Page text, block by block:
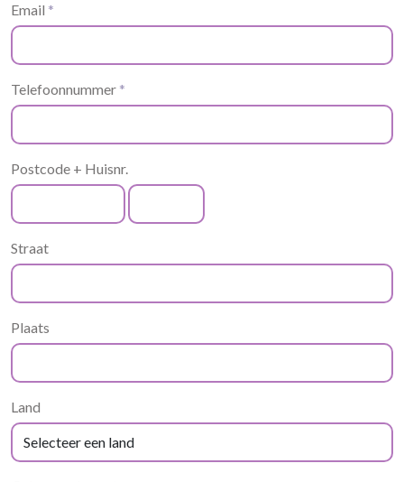
Email *
Telefoonnummer *
Postcode + Huisnr.
Straat
Plaats
Land